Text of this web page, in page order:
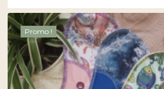
Promo !